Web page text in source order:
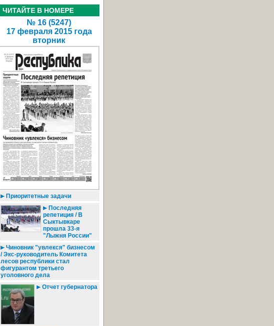
ЧИТАЙТЕ В НОМЕРЕ
№ 16 (5247)
17 февраля 2015 года
вторник
Приоритетные задачи
Последняя
репетиция / В
Сыктывкаре
прошла 33-я
"Лыжня России"
Чиновник "увлекся" бизнесом
/ Экс-руководитель Комитета
лесов республики стал
фигурантом третьего
уголовного дела
Отчет губернатора